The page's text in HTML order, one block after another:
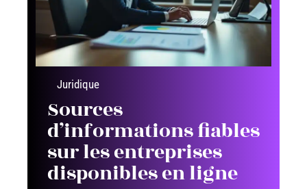
Juridique
Sources
d’informations fiables
sur les entreprises
disponibles en ligne